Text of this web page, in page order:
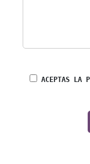
ACEPTAS LA